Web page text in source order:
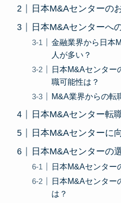
日本M&Aセンターの
日本M&Aセンターへ
金融業界から日本
人が多い？
日本M&Aセンター
職可能性は？
M&A業界からの転
日本M&Aセンター転
日本M&Aセンターに
日本M&Aセンターの
日本M&Aセンター
日本M&Aセンター
は？